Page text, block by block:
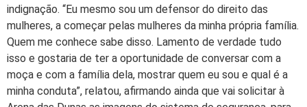
indignação. “Eu mesmo sou um defensor do direito das
mulheres, a começar pelas mulheres da minha própria família.
Quem me conhece sabe disso. Lamento de verdade tudo
isso e gostaria de ter a oportunidade de conversar com a
moça e com a família dela, mostrar quem eu sou e qual é a
minha conduta”, relatou, afirmando ainda que vai solicitar à